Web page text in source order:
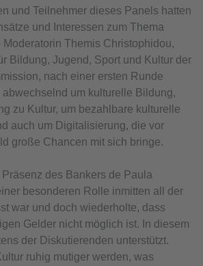
und Teilnehmer dieses Panels hatten
und Interessen zum Thema
Moderatorin Themis Christophidou,
Bildung, Jugend, Sport und Kultur der
nach einer ersten Runde
abwechselnd um kulturelle Bildung,
zu Kultur, um bezahlbare kulturelle
auch um Digitalisierung, die vor
große Chancen mit sich bringe.
Präsenz des Bankers de Paula
besonderen Rolle inmitten all der
war und doch wiederholte, dass
Gelder nicht möglich ist. In diesem
der Diskutierenden unterstützt.
ruhig mutiger werden, was